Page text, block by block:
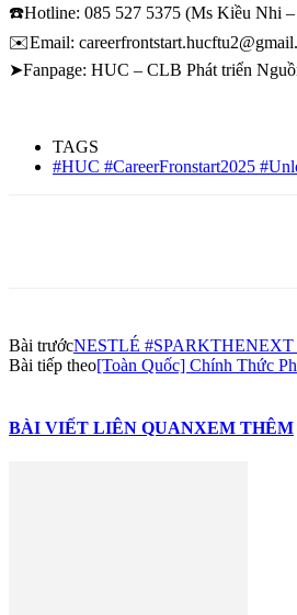
☎️Hotline: 085 527 5375 (Ms Kiều Nhi –
✉️Email:
➤Fanpage: HUC – CLB Phát triển
TAGS
#HUC #CareerFronstart2025
Bài trướcNESTLÉ
Bài tiếp theo[Toàn Quốc] Chính Thức
BÀI VIẾT LIÊN QUANXEM THÊM